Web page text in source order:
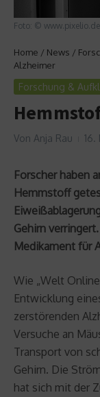
Foto: ©
Home / News /
Alzheimer
Forschung &
Von Anja Rau 16.
Forscher haben
Hemmstoff
Gehirn
Medikament für
Wie „Welt
Entwicklung
zerstörenden
Versuche an
Transport von
Gehirn. Die
hat sich mit der